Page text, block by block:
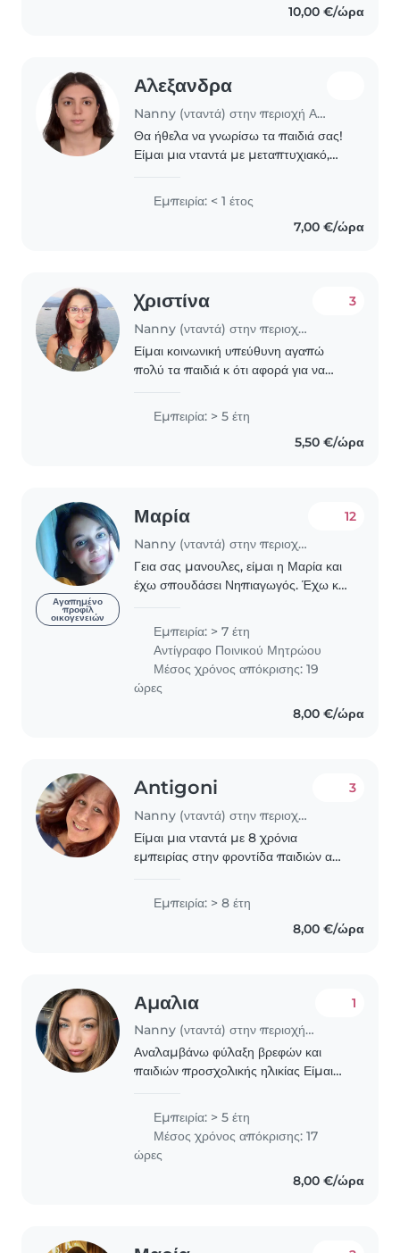
10,00 €/ώρα
Αλεξανδρα
Nanny (νταντά) στην περιοχή Αθήνα
Θα ήθελα να γνωρίσω τα παιδιά σας!
Είμαι μια νταντά με μεταπτυχιακό,
Αγγλικά, Ελληνικά και Ισπανικά, και
Εμπειρία: < 1 έτος
7,00 €/ώρα
Χριστίνα
Nanny (νταντά) στην περιοχή Αθήνα
3
Είμαι κοινωνική υπεύθυνη αγαπώ
πολύ τα παιδιά κ ότι αφορά για να
δύο παιδάκια δημοτικού πέντε χρόνια
Εμπειρία: > 5 έτη
5,50 €/ώρα
Αγαπημένο
προφίλ
οικογενειών
Μαρία
Nanny (νταντά) στην περιοχή Αθήνα
12
Γεια σας μανουλες, είμαι η Μαρία και
έχω σπουδάσει Νηπιαγωγός. Έχω και
δουλέψει με πολύ μικρής ηλικίας
παιδιά..
Εμπειρία: > 7 έτη
Αντίγραφο Ποινικού Μητρώου
Μέσος χρόνος απόκρισης: 19
ώρες
8,00 €/ώρα
Antigoni
Nanny (νταντά) στην περιοχή Αθήνα
3
Είμαι μια νταντά με 8 χρόνια
εμπειρίας στην φροντίδα παιδιών από
ειδικευμένη σε διάβασμα,
χειροτεχνίες, μουσική και παιχνίδια...
Εμπειρία: > 8 έτη
8,00 €/ώρα
Αμαλια
Nanny (νταντά) στην περιοχή Αθήνα
1
Αναλαμβάνω φύλαξη βρεφών και
παιδιών προσχολικής ηλικίας Είμαι
Διαθέτω αγάπη για τα παιδιά,
υπευθυνότητα και συνέπεια,..
Εμπειρία: > 5 έτη
Μέσος χρόνος απόκρισης: 17
ώρες
8,00 €/ώρα